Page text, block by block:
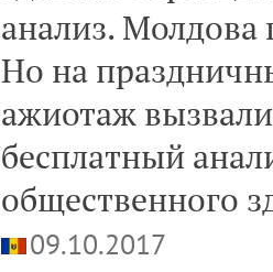
анализ. Молдова
Но на
ажиотаж
бесплатный
общественного
09.10.2017